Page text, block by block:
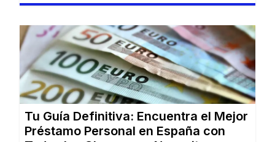
largamente esperados, tener la información
adecuada sobre préstamos disponibles puede
marcar la diferencia. En esta guía, descubrirás
los mejores préstamos personales del mercado
español: Dineti, BBVA Préstamo Personal,
Cofidis, […]
Tu Guía Definitiva: Encuentra el Mejor
Préstamo Personal en España con